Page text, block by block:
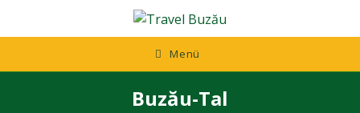
springen
Menü
Buzău-Tal